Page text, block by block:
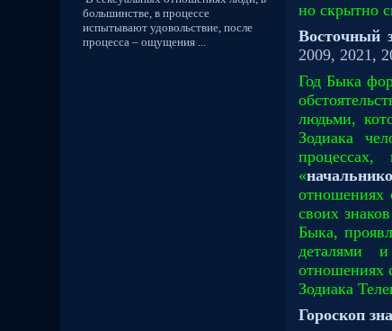
большинстве, в процессе
испытывают удовольствие, после
процесса – ощущения ...
но скрытно
Восточный
2009, 2021,
Год Быка
людьми,
Зодиака
«
своих
Быка,
деталями
отношениях
Зодиака
Гороскоп